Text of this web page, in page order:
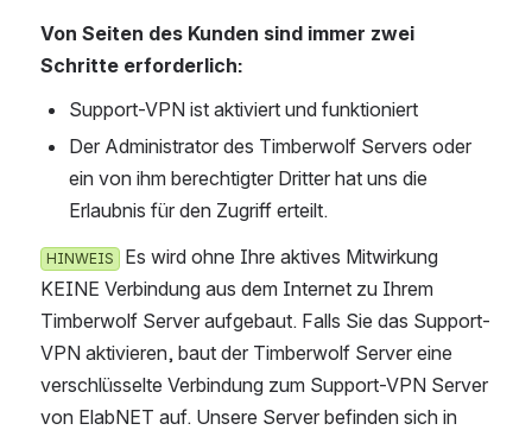
Von Seiten des Kunden sind immer zwei
Schritte erforderlich:
Support-VPN ist aktiviert und funktioniert
Der Administrator des Timberwolf Servers oder
ein von ihm berechtigter Dritter hat uns die
Erlaubnis für den Zugriff erteilt.
HINWEIS
EINE Verbindung aus dem Internet zu Ihrem T
imberwolf Server aufgebaut. Falls Sie das Support-V
PN aktivieren, baut der Timberwolf Server eine v
erschlüsselte Verbindung zum Support-VPN Server v
on ElabNET auf. Unsere Server befinden sich in D